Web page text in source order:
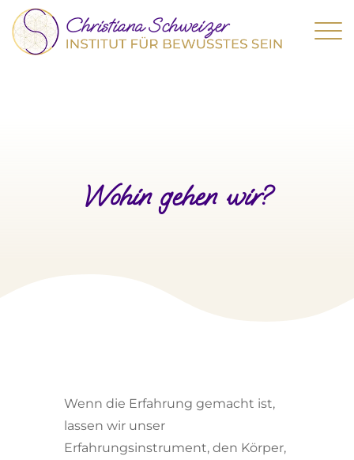
Wohin gehen wir?
Wenn die Erfahrung gemacht ist,
lassen wir unser
Erfahrungsinstrument, den Körper,